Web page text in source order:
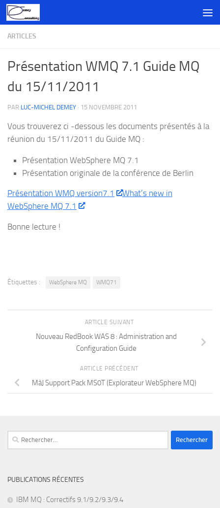
Skip to content
ARTICLES
Présentation WMQ 7.1 Guide MQ
du 15/11/2011
PAR LUC-MICHEL DEMEY · 15 NOVEMBRE 2011
Vous trouverez ci -dessous les documents présentés à la
réunion du 15/11/2011 du Guide MQ :
Présentation WebSphere MQ 7.1
Présentation originale de la conférence de Berlin
Présentation WMQ version7.1
What’s new in
WebSphere MQ 7.1
Bonne lecture !
Étiquettes : WebSphere MQ WMQ71
ARTICLE SUIVANT
Nouveau RedBook WAS 8 : Administration and
Configuration Guide
ARTICLE PRÉCÉDENT
MàJ Support Pack MS0T (Explorateur WebSphere MQ)
Rechercher :
PUBLICATIONS RÉCENTES
IBM MQ : Correctifs 9.1/9.2/9.3/9.4